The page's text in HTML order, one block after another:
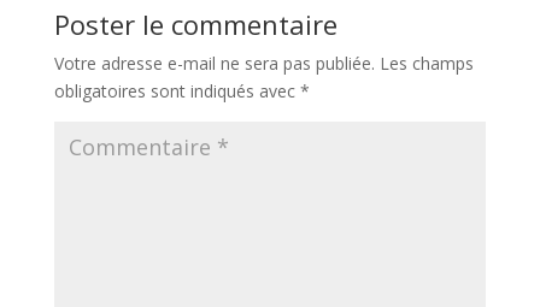
Poster le commentaire
Votre adresse e-mail ne sera pas publiée. Les champs
obligatoires sont indiqués avec *